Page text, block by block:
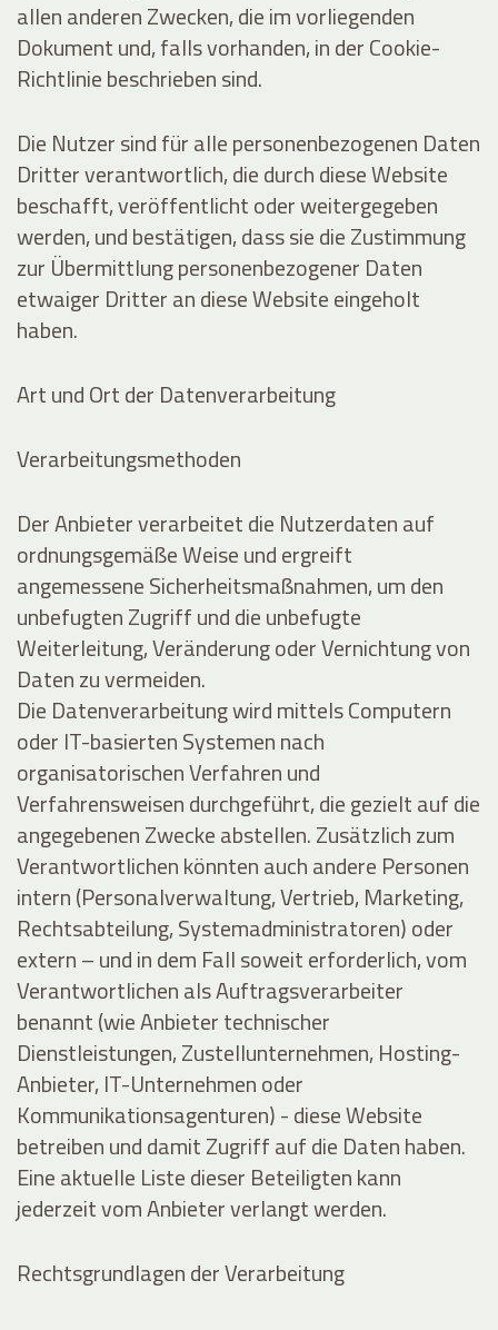
allen anderen Zwecken, die im vorliegenden
Dokument und, falls vorhanden, in der Cookie-
Richtlinie beschrieben sind.
Die Nutzer sind für alle personenbezogenen Daten
Dritter verantwortlich, die durch diese Website
beschafft, veröffentlicht oder weitergegeben
werden, und bestätigen, dass sie die Zustimmung
zur Übermittlung personenbezogener Daten
etwaiger Dritter an diese Website eingeholt
haben.
Art und Ort der Datenverarbeitung
Verarbeitungsmethoden
Der Anbieter verarbeitet die Nutzerdaten auf
ordnungsgemäße Weise und ergreift
angemessene Sicherheitsmaßnahmen, um den
unbefugten Zugriff und die unbefugte
Weiterleitung, Veränderung oder Vernichtung von
Daten zu vermeiden.
Die Datenverarbeitung wird mittels Computern
oder IT-basierten Systemen nach
organisatorischen Verfahren und
Verfahrensweisen durchgeführt, die gezielt auf die
angegebenen Zwecke abstellen. Zusätzlich zum
Verantwortlichen könnten auch andere Personen
intern (Personalverwaltung, Vertrieb, Marketing,
Rechtsabteilung, Systemadministratoren) oder
extern – und in dem Fall soweit erforderlich, vom
Verantwortlichen als Auftragsverarbeiter
benannt (wie Anbieter technischer
Dienstleistungen, Zustellunternehmen, Hosting-
Anbieter, IT-Unternehmen oder
Kommunikationsagenturen) - diese Website
betreiben und damit Zugriff auf die Daten haben.
Eine aktuelle Liste dieser Beteiligten kann
jederzeit vom Anbieter verlangt werden.
Rechtsgrundlagen der Verarbeitung